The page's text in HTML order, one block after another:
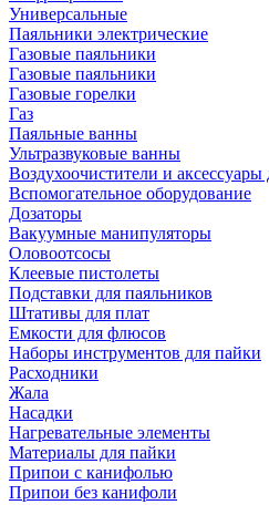
Универсальные
Паяльники электрические
Газовые паяльники
Газовые паяльники
Газовые горелки
Газ
Паяльные ванны
Ультразвуковые ванны
Воздухоочистители и аксессуары
Вспомогательное оборудование
Дозаторы
Вакуумные манипуляторы
Оловоотсосы
Клеевые пистолеты
Подставки для паяльников
Штативы для плат
Емкости для флюсов
Наборы инструментов для пайки
Расходники
Жала
Насадки
Нагревательные элементы
Материалы для пайки
Припои с канифолью
Припои без канифоли